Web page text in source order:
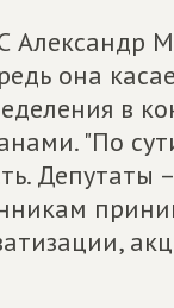
Александр
она
в
"По
Депутаты